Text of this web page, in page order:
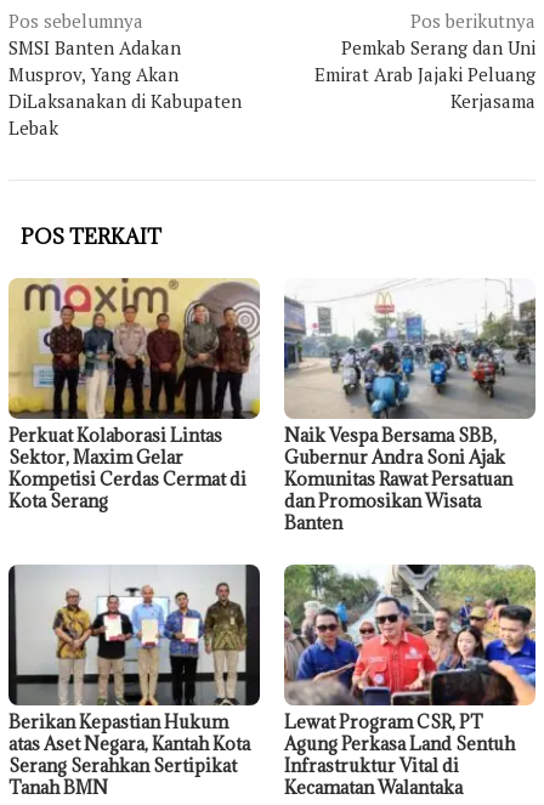
Navigasi
pos
Pos sebelumnya
SMSI Banten Adakan
Musprov, Yang Akan
DiLaksanakan di Kabupaten
Lebak
Pos berikutnya
Pemkab Serang dan Uni
Emirat Arab Jajaki Peluang
Kerjasama
POS TERKAIT
Perkuat Kolaborasi Lintas
Sektor, Maxim Gelar
Kompetisi Cerdas Cermat di
Kota Serang
Naik Vespa Bersama SBB,
Gubernur Andra Soni Ajak
Komunitas Rawat Persatuan
dan Promosikan Wisata
Banten
Berikan Kepastian Hukum
atas Aset Negara, Kantah Kota
Serang Serahkan Sertipikat
Tanah BMN
Lewat Program CSR, PT
Agung Perkasa Land Sentuh
Infrastruktur Vital di
Kecamatan Walantaka